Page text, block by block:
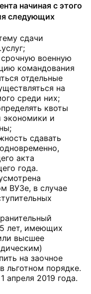
начиная с этого
следующих
сдачи
военную
командования
отдельные
на
среди них;
квоты
экономики и
сдавать
акта
года.
ВУЗе, в случае
лет, имеющих
высшее
на заочное
льготном порядке.
апреля 2019 года.